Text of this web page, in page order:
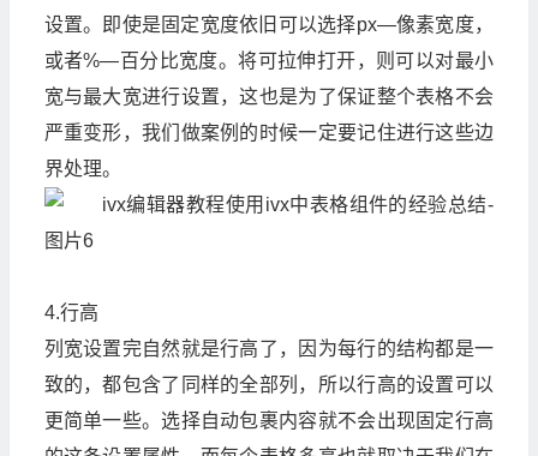
设置。即使是固定宽度依旧可以选择px—像素宽度，
或者%—百分比宽度。将可拉伸打开，则可以对最小
宽与最大宽进行设置，这也是为了保证整个表格不会
严重变形，我们做案例的时候一定要记住进行这些边
界处理。
4.行高
列宽设置完自然就是行高了，因为每行的结构都是一
致的，都包含了同样的全部列，所以行高的设置可以
更简单一些。选择自动包裹内容就不会出现固定行高